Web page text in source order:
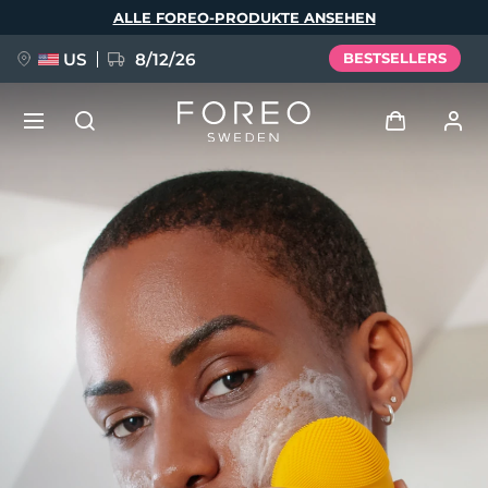
ALLE FOREO-PRODUKTE ANSEHEN
US 8/12/26 BESTSELLERS
Benutzerkonto
Meine Geräte
Meine Bestellungen
Meine Adressen
Meine Abonnements
NEU
FAQ™ Pure Beauty-Tech Elixir
BREAKING NEWS
issa™ Teeth Whitening Set
Sprache
English Deutsch
Español
Français
Italiano
Português
Svenska
Русский
Türkçe
简体中文 繁體中文